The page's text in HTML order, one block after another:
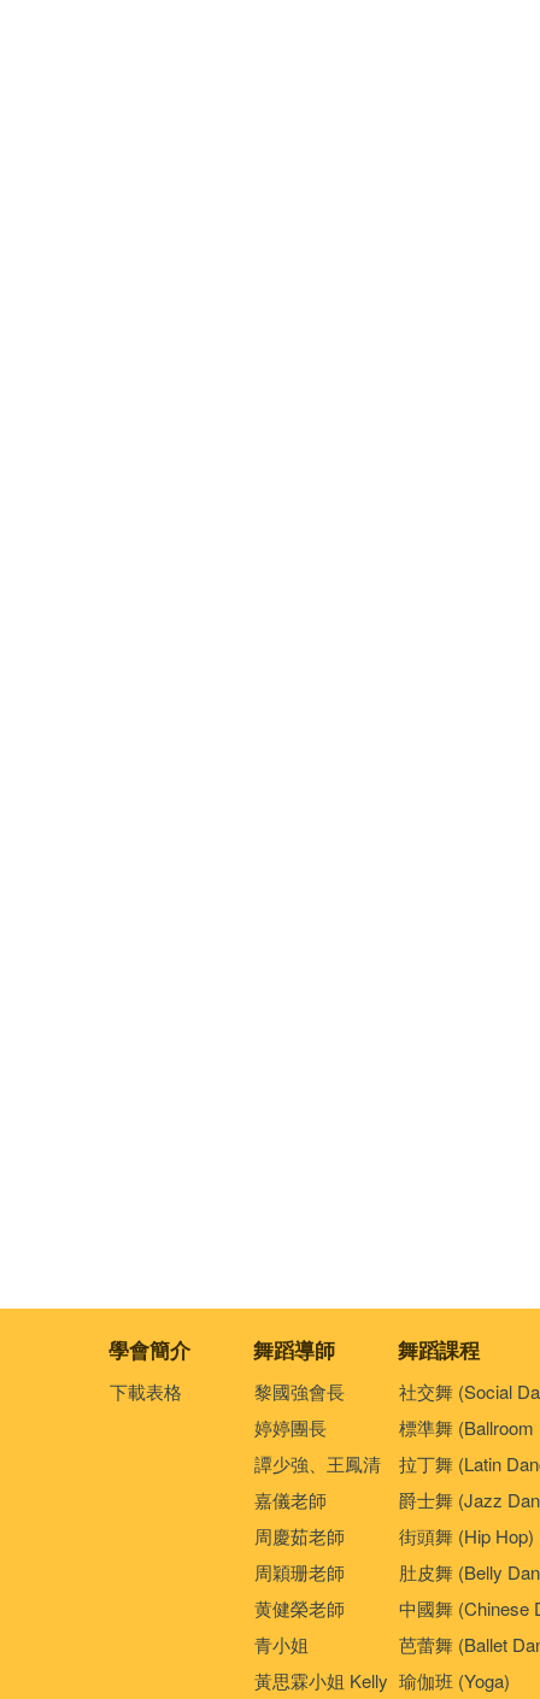
學會簡介 舞蹈導師 舞蹈課程
下載表格
黎國強會長
婷婷團長
譚少強、王鳳清
嘉儀老師
周慶茹老師
周穎珊老師
黄健榮老師
青小姐
黃思霖小姐 Kelly
社交舞 (Social
標準舞 (Ballroom
拉丁舞 (Latin
爵士舞 (Jazz
街頭舞 (Hip Hop)
肚皮舞 (Belly
中國舞 (Chinese
芭蕾舞 (Ballet
瑜伽班 (Yoga)